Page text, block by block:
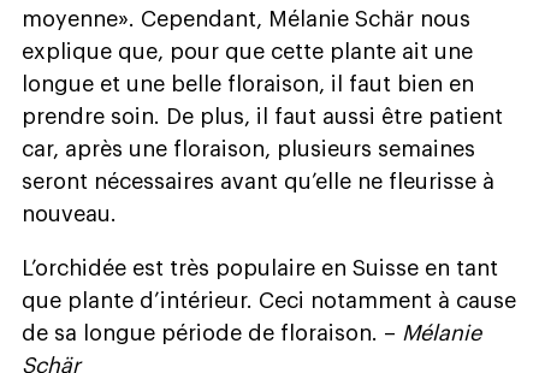
moyenne». Cependant, Mélanie Schär nous
explique que, pour que cette plante ait une
longue et une belle floraison, il faut bien en
prendre soin. De plus, il faut aussi être patient
car, après une floraison, plusieurs semaines
seront nécessaires avant qu’elle ne fleurisse à
nouveau.
L’orchidée est très populaire en Suisse en tant
que plante d’intérieur. Ceci notamment à cause
de sa longue période de floraison. – Mélanie
Schär